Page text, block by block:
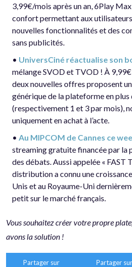
3,99€/mois après un an, 6Play
confort permettant aux
nouvelles fonctionnalités et des
sans publicités.
• UniversCiné réactualise son
mélange SVOD et TVOD ! À
deux nouvelles offres proposent
générique de la plateforme en plus
(respectivement 1 et 3 par mois),
uniquement en achat à l’acte.
• Au MIPCOM de Cannes ce
streaming gratuite financée par
des débats. Aussi appelée « FAST
distribution a connu une
Unis et au Royaume-Uni
petit sur le marché français.
Vous souhaitez créer votre propre
avons la solution !
Partager sur
Partager sur